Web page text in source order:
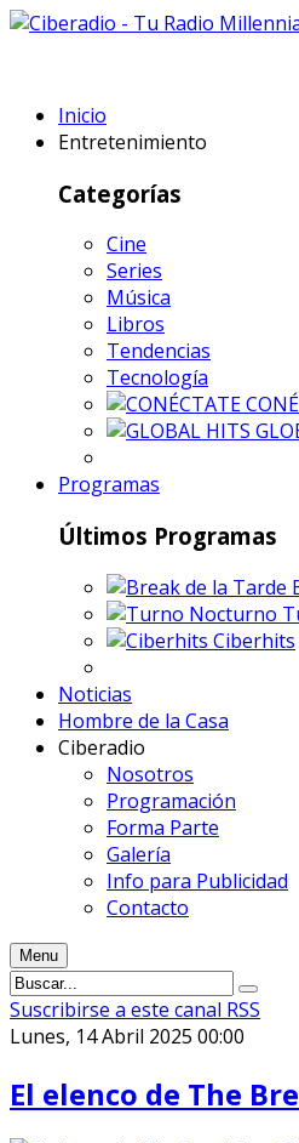
Inicio
Entretenimiento
Categorías
Cine
Series
Música
Libros
Tendencias
Tecnología
Programas
Últimos Programas
Ciberhits
Noticias
Hombre de la Casa
Ciberadio
Nosotros
Programación
Forma Parte
Galería
Info para Publicidad
Contacto
Menu
Suscribirse a este canal RSS
Lunes, 14 Abril 2025 00:00
El elenco de The